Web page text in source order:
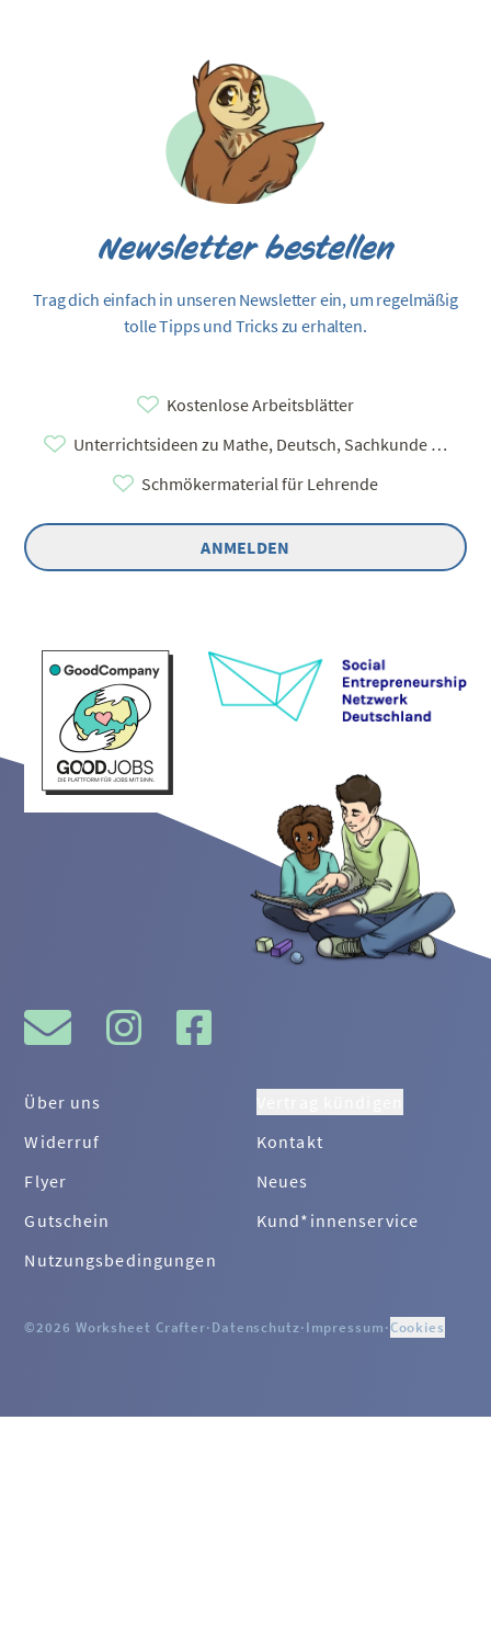
Newsletter bestellen
Trag dich einfach in unseren Newsletter ein, um regelmäßig
tolle Tipps und Tricks zu erhalten.
Kostenlose Arbeitsblätter
Unterrichtsideen zu Mathe, Deutsch, Sachkunde …
Schmökermaterial für Lehrende
ANMELDEN
Über uns
Widerruf
Kontakt
Flyer
Neues
Gutschein
Kund*innenservice
Nutzungsbedingungen
©2026 Worksheet Crafter·Datenschutz·Impressum·Cookies